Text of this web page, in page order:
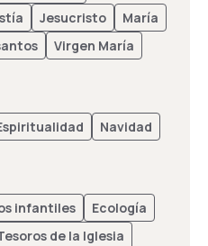
Jesucristo
María
Virgen María
Navidad
infantiles
Ecología
de la Iglesia